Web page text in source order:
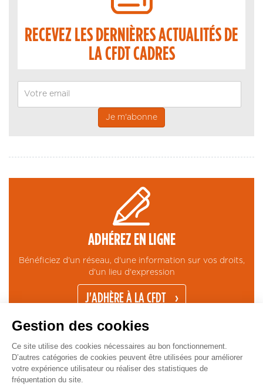
RECEVEZ LES DERNIÈRES ACTUALITÉS DE
LA CFDT CADRES
ADHÉREZ EN LIGNE
Bénéficiez d'un réseau, d'une information sur vos droits,
d'un lieu d'expression
J'ADHÈRE À LA CFDT
CONTACT MENTIONS LÉGALES
Gestion des cookies
Ce site utilise des cookies nécessaires au bon fonctionnement.
D’autres catégories de cookies peuvent être utilisées pour améliorer
votre expérience utilisateur ou réaliser des statistiques de
fréquentation du site.